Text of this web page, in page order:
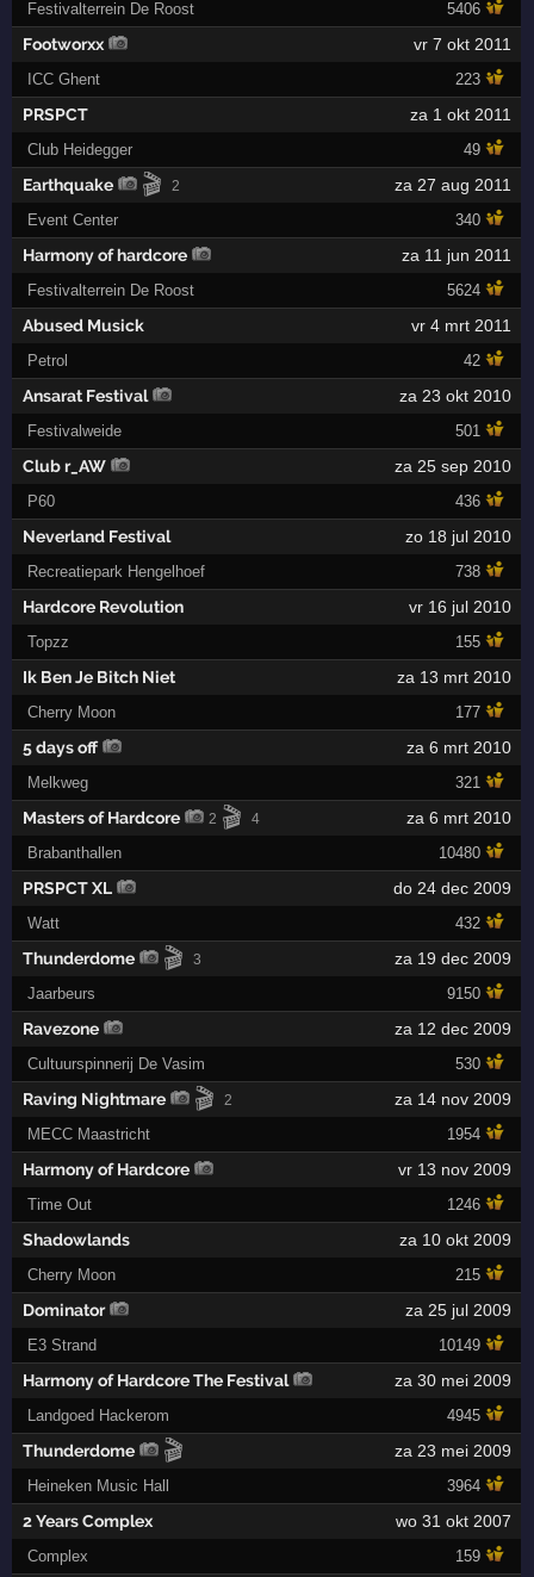
Festivalterrein De Roost 5406
Footworxx vr 7 okt 2011
ICC Ghent 223
PRSPCT za 1 okt 2011
Club Heidegger 49
Earthquake 🎬 2 za 27 aug 2011
Event Center 340
Harmony of hardcore za 11 jun 2011
Festivalterrein De Roost 5624
Abused Musick vr 4 mrt 2011
Petrol 42
Ansarat Festival za 23 okt 2010
Festivalweide 501
Club r_AW za 25 sep 2010
P60 436
Neverland Festival zo 18 jul 2010
Recreatiepark Hengelhoef 738
Hardcore Revolution vr 16 jul 2010
Topzz 155
Ik Ben Je Bitch Niet za 13 mrt 2010
Cherry Moon 177
5 days off za 6 mrt 2010
Melkweg 321
Masters of Hardcore 2 🎬 4 za 6 mrt 2010
Brabanthallen 10480
PRSPCT XL do 24 dec 2009
Watt 432
Thunderdome 🎬 3 za 19 dec 2009
Jaarbeurs 9150
Ravezone za 12 dec 2009
Cultuurspinnerij De Vasim 530
Raving Nightmare 🎬 2 za 14 nov 2009
MECC Maastricht 1954
Harmony of Hardcore vr 13 nov 2009
Time Out 1246
Shadowlands za 10 okt 2009
Cherry Moon 215
Dominator za 25 jul 2009
E3 Strand 10149
Harmony of Hardcore The Festival za 30 mei 2009
Landgoed Hackerom 4945
Thunderdome 🎬 za 23 mei 2009
Heineken Music Hall 3964
2 Years Complex wo 31 okt 2007
Complex 159